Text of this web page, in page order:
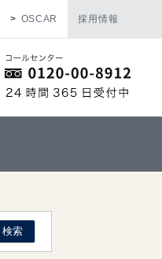
OSCAR 採用情報